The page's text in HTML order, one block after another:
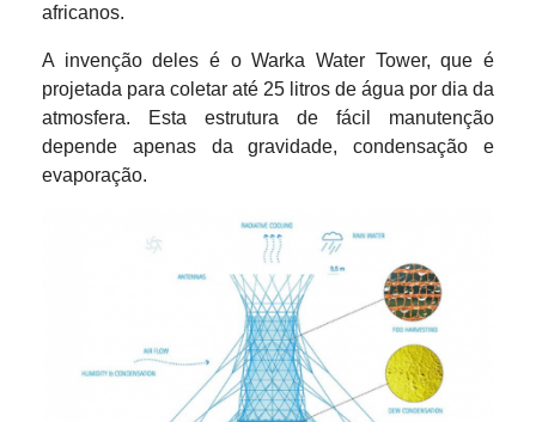
africanos.
A invenção deles é o Warka Water Tower, que é
projetada para coletar até 25 litros de água por dia da
atmosfera. Esta estrutura de fácil manutenção
depende apenas da gravidade, condensação e
evaporação.